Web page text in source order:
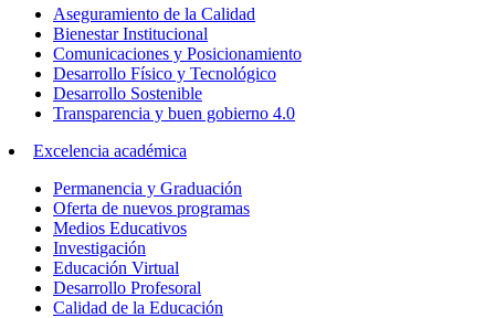
Aseguramiento de la Calidad
Bienestar Institucional
Comunicaciones y Posicionamiento
Desarrollo Físico y Tecnológico
Desarrollo Sostenible
Transparencia y buen gobierno 4.0
Excelencia académica
Permanencia y Graduación
Oferta de nuevos programas
Medios Educativos
Investigación
Educación Virtual
Desarrollo Profesoral
Calidad de la Educación